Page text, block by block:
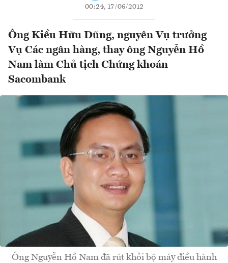
00:24, 17/06/2012
Ông Kiều Hữu Dũng, nguyên Vụ trưởng
Vụ Các ngân hàng, thay ông Nguyễn Hồ
Nam làm Chủ tịch Chứng khoán
Sacombank
Ông Nguyễn Hồ Nam đã rút khỏi bộ máy điều hành